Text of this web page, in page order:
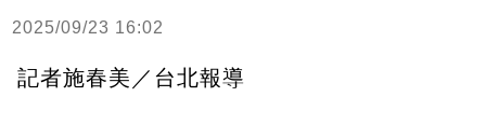
2025/09/23 16:02
記者施春美／台北報導